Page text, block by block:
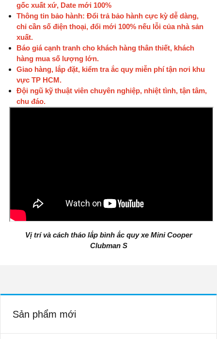
Sản phẩm mới
gốc xuất xứ, Date mới 100%
Thông tin bảo hành: Đổi trả bảo hành cực kỳ dễ dàng,
chỉ cần số điện thoại, đổi mới 100% nếu lỗi của nhà sản
xuất.
Báo giá cạnh tranh cho khách hàng thân thiết, khách
hàng mua số lượng lớn.
Giao hàng, lắp đặt, kiểm tra ắc quy miễn phí tận nơi khu
vực TP HCM.
Đội ngũ kỹ thuật viên chuyên nghiệp, nhiệt tình, tận tâm,
chu đáo.
Vị trí và cách tháo lắp bình ắc quy xe Mini Cooper
Clubman S